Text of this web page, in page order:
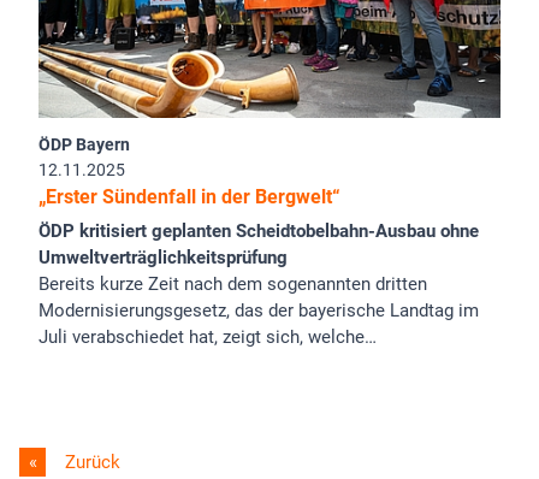
ÖDP Bayern
12.11.2025
„Erster Sündenfall in der Bergwelt“
ÖDP kritisiert geplanten Scheidtobelbahn-Ausbau ohne
Umweltverträglichkeitsprüfung
Bereits kurze Zeit nach dem sogenannten dritten
Modernisierungsgesetz, das der bayerische Landtag im
Juli verabschiedet hat, zeigt sich, welche…
Zurück